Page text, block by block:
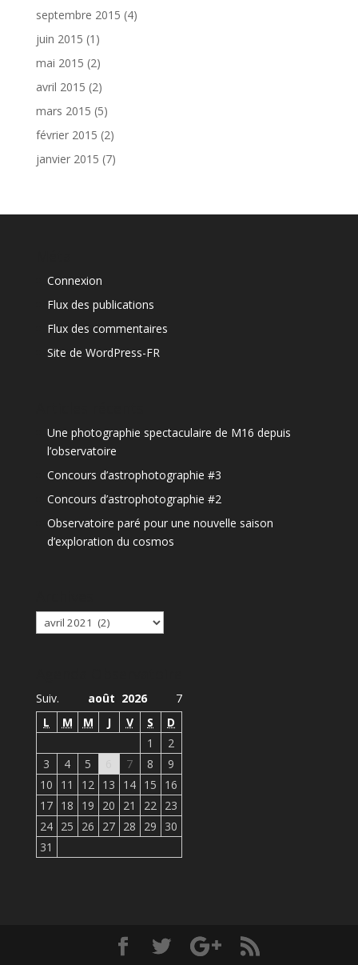
septembre 2015 (4)
juin 2015 (1)
mai 2015 (2)
avril 2015 (2)
mars 2015 (5)
février 2015 (2)
janvier 2015 (7)
Connexion
Flux des publications
Flux des commentaires
Site de WordPress-FR
Une photographie spectaculaire de M16 depuis
l’observatoire
Concours d’astrophotographie #3
Concours d’astrophotographie #2
Observatoire paré pour une nouvelle saison
d’exploration du cosmos
Archives
Suiv. 7
août 2026
L
M M J V S
D
1
2
3
4 5 7 8
9
10
11 12 13 14 15
16
17 18 19 20 21 22 23
24 25 26 27 28 29
30
31